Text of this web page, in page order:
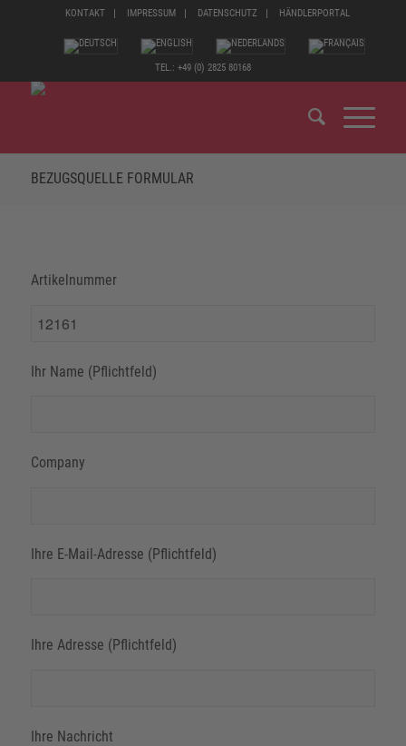
KONTAKT IMPRESSUM DATENSCHUTZ HÄNDLERPORTAL
TEL.: +49 (0) 2825 80168
BEZUGSQUELLE FORMULAR
Artikelnummer
Ihr Name (Pflichtfeld)
Company
Ihre E-Mail-Adresse (Pflichtfeld)
Ihre Adresse (Pflichtfeld)
Ihre Nachricht